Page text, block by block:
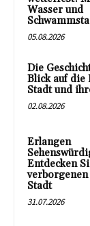
Wasser und
05.08.2026
Die
Blick auf die
Stadt und
02.08.2026
Erlangen
Entdecken
verborgenen
Stadt
31.07.2026